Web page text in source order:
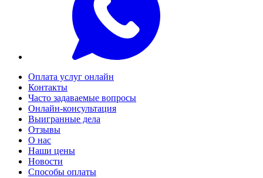
Оплата услуг онлайн
Контакты
Часто задаваемые вопросы
Онлайн-консультация
Выигранные дела
Отзывы
О нас
Наши цены
Новости
Способы оплаты